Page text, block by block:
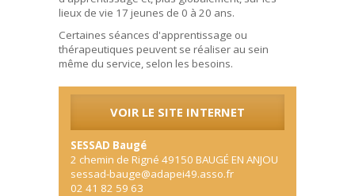
lieux de vie 17 jeunes de 0 à 20 ans.
Certaines séances d'apprentissage ou
thérapeutiques peuvent se réaliser au sein
même du service, selon les besoins.
VOIR LE SITE INTERNET
SESSAD Baugé
2 chemin de Rigné 49150 BAUGÉ EN ANJOU
sessad-bauge@adapei49.asso.fr
02 41 82 59 63